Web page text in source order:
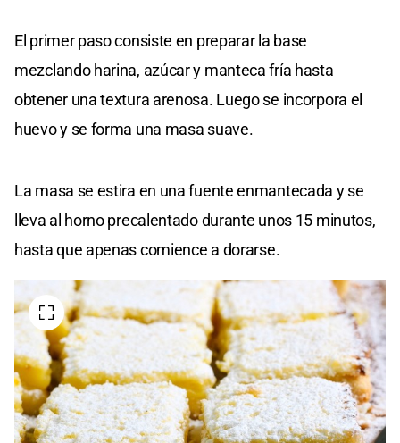
El primer paso consiste en preparar la base
mezclando harina, azúcar y manteca fría hasta
obtener una textura arenosa. Luego se incorpora el
huevo y se forma una masa suave.
La masa se estira en una fuente enmantecada y se
lleva al horno precalentado durante unos 15 minutos,
hasta que apenas comience a dorarse.